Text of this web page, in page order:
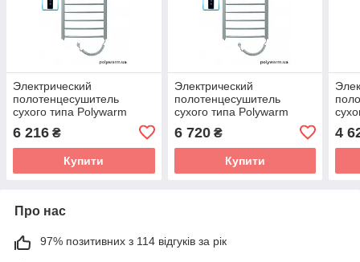
Электрический
полотенцесушитель
сухого типа Polywarm
6 216 ₴
Купити
Электрический
полотенцесушитель
сухого типа Polywarm
6 720₴
Купити
4
Про нас
97% позитивних з 114 відгуків за рік